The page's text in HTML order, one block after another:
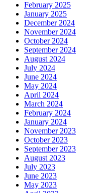
February 2025
January 2025
December 2024
November 2024
October 2024
September 2024
August 2024
July 2024
June 2024
May 2024
April 2024
March 2024
February 2024
January 2024
November 2023
October 2023
September 2023
August 2023
July 2023
June 2023
May 2023